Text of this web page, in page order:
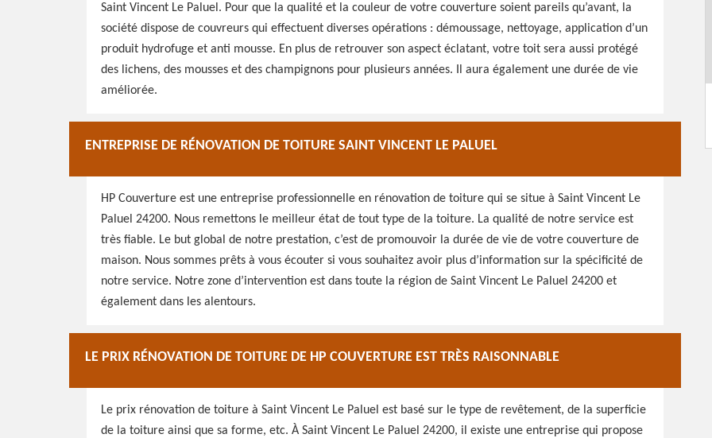
Saint Vincent Le Paluel. Pour que la qualité et la couleur de votre couverture soient pareils qu’avant, la
société dispose de couvreurs qui effectuent diverses opérations : démoussage, nettoyage, application d’un
produit hydrofuge et anti mousse. En plus de retrouver son aspect éclatant, votre toit sera aussi protégé
des lichens, des mousses et des champignons pour plusieurs années. Il aura également une durée de vie
améliorée.
ENTREPRISE DE RÉNOVATION DE TOITURE SAINT VINCENT LE PALUEL
HP Couverture est une entreprise professionnelle en rénovation de toiture qui se situe à Saint Vincent Le
Paluel 24200. Nous remettons le meilleur état de tout type de la toiture. La qualité de notre service est
très fiable. Le but global de notre prestation, c’est de promouvoir la durée de vie de votre couverture de
maison. Nous sommes prêts à vous écouter si vous souhaitez avoir plus d’information sur la spécificité de
notre service. Notre zone d’intervention est dans toute la région de Saint Vincent Le Paluel 24200 et
également dans les alentours.
LE PRIX RÉNOVATION DE TOITURE DE HP COUVERTURE EST TRÈS RAISONNABLE
Le prix rénovation de toiture à Saint Vincent Le Paluel est basé sur le type de revêtement, de la superficie
de la toiture ainsi que sa forme, etc. À Saint Vincent Le Paluel 24200, il existe une entreprise qui propose